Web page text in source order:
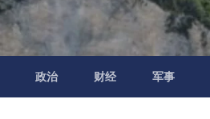
政治 财经 军事